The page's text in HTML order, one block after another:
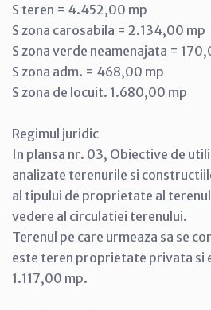
S teren = 4.452,00 mp
S zona carosabila = 2.134,00 mp
S zona verde neamenajata =
S zona adm. = 468,00 mp
S zona de locuit. 1.680,00 mp
Regimul juridic
In plansa nr. 03, Obiective de
analizate terenurile si
al tipului de proprietate al
vedere al circulatiei terenului.
Terenul pe care urmeaza sa se
este teren proprietate privata si
1.117,00 mp.